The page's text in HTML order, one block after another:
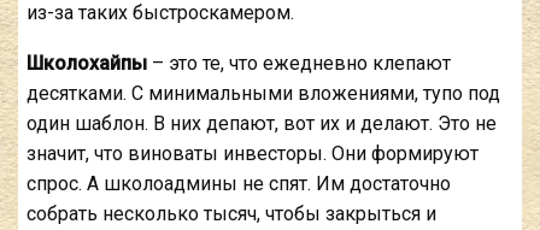
из-за таких быстроскамером.
Школохайпы – это те, что ежедневно клепают
десятками. С минимальными вложениями, тупо под
один шаблон. В них депают, вот их и делают. Это не
значит, что виноваты инвесторы. Они формируют
спрос. А школоадмины не спят. Им достаточно
собрать несколько тысяч, чтобы закрыться и